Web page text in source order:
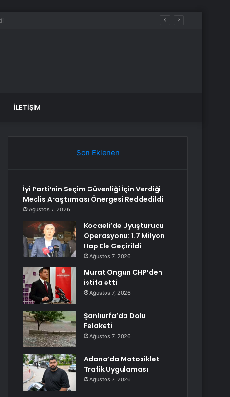
İLETIŞIM
Son Eklenen
İyi Parti’nin Seçim Güvenliği İçin Verdiği
Meclis Araştırması Önergesi Reddedildi
Ağustos 7, 2026
Kocaeli’de Uyuşturucu
Operasyonu: 1.7 Milyon
Hap Ele Geçirildi
Ağustos 7, 2026
Murat Ongun CHP’den
istifa etti
Ağustos 7, 2026
Şanlıurfa’da Dolu
Felaketi
Ağustos 7, 2026
Adana’da Motosiklet
Trafik Uygulaması
Ağustos 7, 2026